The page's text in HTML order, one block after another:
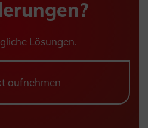
Lösungen.
aufnehmen